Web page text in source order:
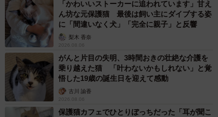
「かわいいストーカーに追われています」甘え
ん坊な元保護猫 最後は飼い主にダイブする姿
に「間違いなく犬」「完全に親子」と反響
梨木 香奈
2026.08.06
がんと片目の失明、3時間おきの壮絶な介護を
乗り越えた猫 「叶わないかもしれない」と覚
悟した19歳の誕生日を迎えて感動
古川 諭香
2026.08.06
保護猫カフェでひとりぼっちだった「耳が聞こ